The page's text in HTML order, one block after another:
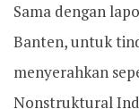
Sama dengan
Banten, untuk
menyerahkan
Nonstruktural